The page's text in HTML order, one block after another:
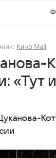
Кино Mail
«Тут